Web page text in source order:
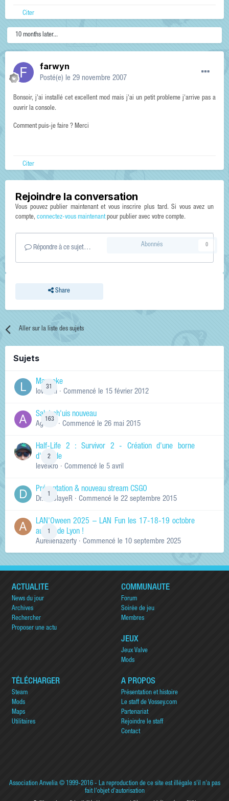
Citer
10 months later...
farwyn
Posté(e) le 29 novembre 2007
Bonsoir, j'ai installé cet excellent mod mais j'ai un petit probleme j'arrive pas a
ouvrir la console.
Comment puis-je faire ? Merci
Citer
Rejoindre la conversation
Vous pouvez publier maintenant et vous inscrire plus tard. Si vous avez un
compte, connectez-vous maintenantpour publier avec votre compte.
Répondre à ce sujet…
Share
Abonnés 0
Aller sur la liste des sujets
Sujets
31
Manneke
lowskill · Commencé le 15 février 2012
163
Salut ch'uis nouveau
Ag0Nie · Commencé le 26 mai 2015
2
Half-Life 2 : Survivor 2 - Création d'une borne
d'arcade
levelkro · Commencé le 5 avril
1
Présentation & nouveau stream CSGO
Dr.KinSlayeR · Commencé le 22 septembre 2015
1
LAN'Oween 2025 – LAN Fun les 17-18-19 octobre
au sud de Lyon !
Aurelienazerty · Commencé le 10 septembre 2025
ACTUALITÉ
News du jour
Archives
Rechercher
Proposer une actu
COMMUNAUTÉ
Forum
Soirée de jeu
Membres
JEUX
Jeux Valve
Mods
TÉLÉCHARGER
Steam
Mods
Maps
Utilitaires
A PROPOS
Présentation et histoire
Le staff de Vossey.com
Partenariat
Rejoindre le staff
Contact
Association Anvelia© 1999-2016 - La reproduction de ce site est illégale s'il n'a pas
fait l'objet d'autorisation